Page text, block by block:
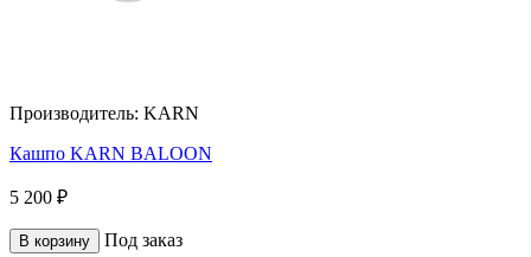
Производитель: KARN
Кашпо KARN BALOON
5 200 ₽
В корзину Под заказ